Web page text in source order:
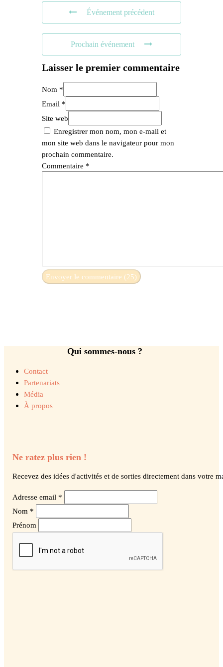
Événement précédent
Prochain événement
Laisser le premier commentaire
Nom *
Email *
Site web
Enregistrer mon nom, mon e-mail et
mon site web dans le navigateur pour mon
prochain commentaire.
Commentaire *
Qui sommes-nous ?
Contact
Partenariats
Média
À propos
Ne ratez plus rien !
Recevez des idées d'activités et de sorties directement dans votre
Adresse email *
Nom *
Prénom